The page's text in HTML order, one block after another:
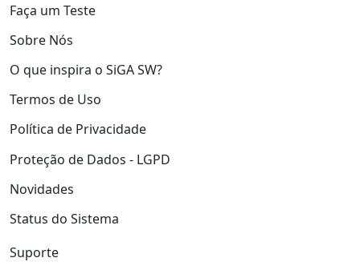
Faça um Teste
Sobre Nós
O que inspira o SiGA SW?
Termos de Uso
Política de Privacidade
Proteção de Dados - LGPD
Novidades
Status do Sistema
Suporte